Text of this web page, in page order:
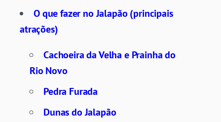
O que fazer no Jalapão (principais
atrações)
Cachoeira da Velha e Prainha do
Rio Novo
Pedra Furada
Dunas do Jalapão